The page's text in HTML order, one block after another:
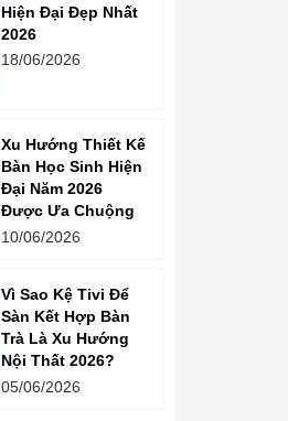
Hiện Đại Đẹp Nhất
2026
18/06/2026
Xu Hướng Thiết Kế
Bàn Học Sinh Hiện
Đại Năm 2026
Được Ưa Chuộng
10/06/2026
Vì Sao Kệ Tivi Để
Sàn Kết Hợp Bàn
Trà Là Xu Hướng
Nội Thất 2026?
05/06/2026